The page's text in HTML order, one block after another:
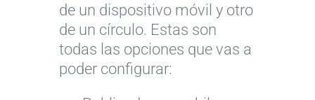
de un dispositivo móvil y otro
de un círculo. Estas son
todas las opciones que vas a
poder configurar: